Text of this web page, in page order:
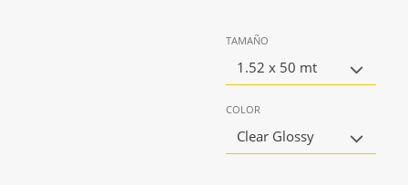
TAMAÑO
1.52 x 50 mt
COLOR
Clear Glossy